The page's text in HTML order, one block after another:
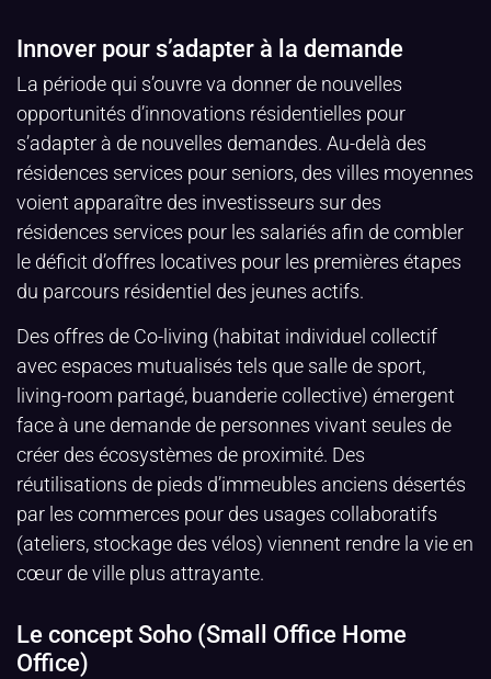
Innover pour s’adapter à la demande
La période qui s’ouvre va donner de nouvelles
opportunités d’innovations résidentielles pour
s’adapter à de nouvelles demandes. Au-delà des
résidences services pour seniors, des villes moyennes
voient apparaître des investisseurs sur des
résidences services pour les salariés afin de combler
le déficit d’offres locatives pour les premières étapes
du parcours résidentiel des jeunes actifs.
Des offres de Co-living (habitat individuel collectif
avec espaces mutualisés tels que salle de sport,
living-room partagé, buanderie collective) émergent
face à une demande de personnes vivant seules de
créer des écosystèmes de proximité. Des
réutilisations de pieds d’immeubles anciens désertés
par les commerces pour des usages collaboratifs
(ateliers, stockage des vélos) viennent rendre la vie en
cœur de ville plus attrayante.
Le concept Soho (Small Office Home
Office)